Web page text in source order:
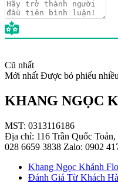
Cũ nhất
Mới nhất Được bỏ phiếu
KHANG NGỌC
MST: 0313116186
Địa chỉ: 116 Trần Quốc
028 6659 3838 Zalo: 0902
Khang Ngọc Khánh
Đánh Giá Từ Khách